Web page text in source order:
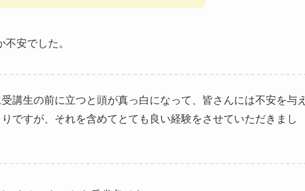
安でした。
講生の前に立つと頭が真っ白になって、皆さんには不安を与え
ですが、それを含めてとても良い経験をさせていただきまし